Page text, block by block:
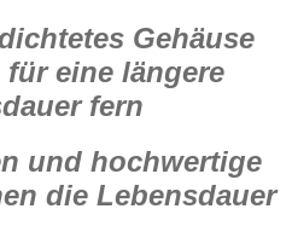
Gehäuse
eine längere
fern
und hochwertige
die Lebensdauer